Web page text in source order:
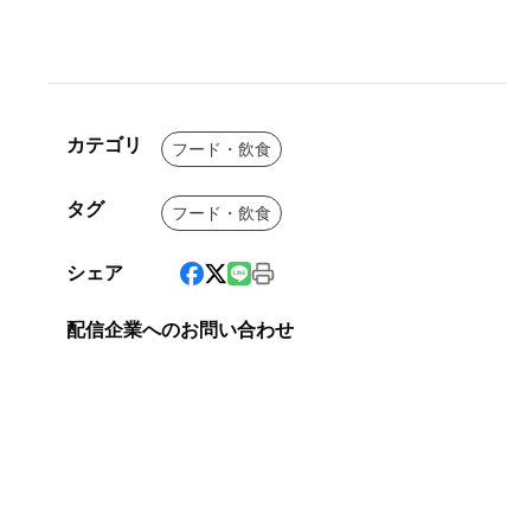
カテゴリ フード・飲食
タグ フード・飲食
シェア
配信企業へのお問い合わせ